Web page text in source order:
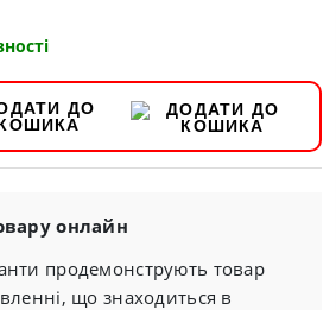
ДО
онлайн
продемонструють товар
що знаходиться в